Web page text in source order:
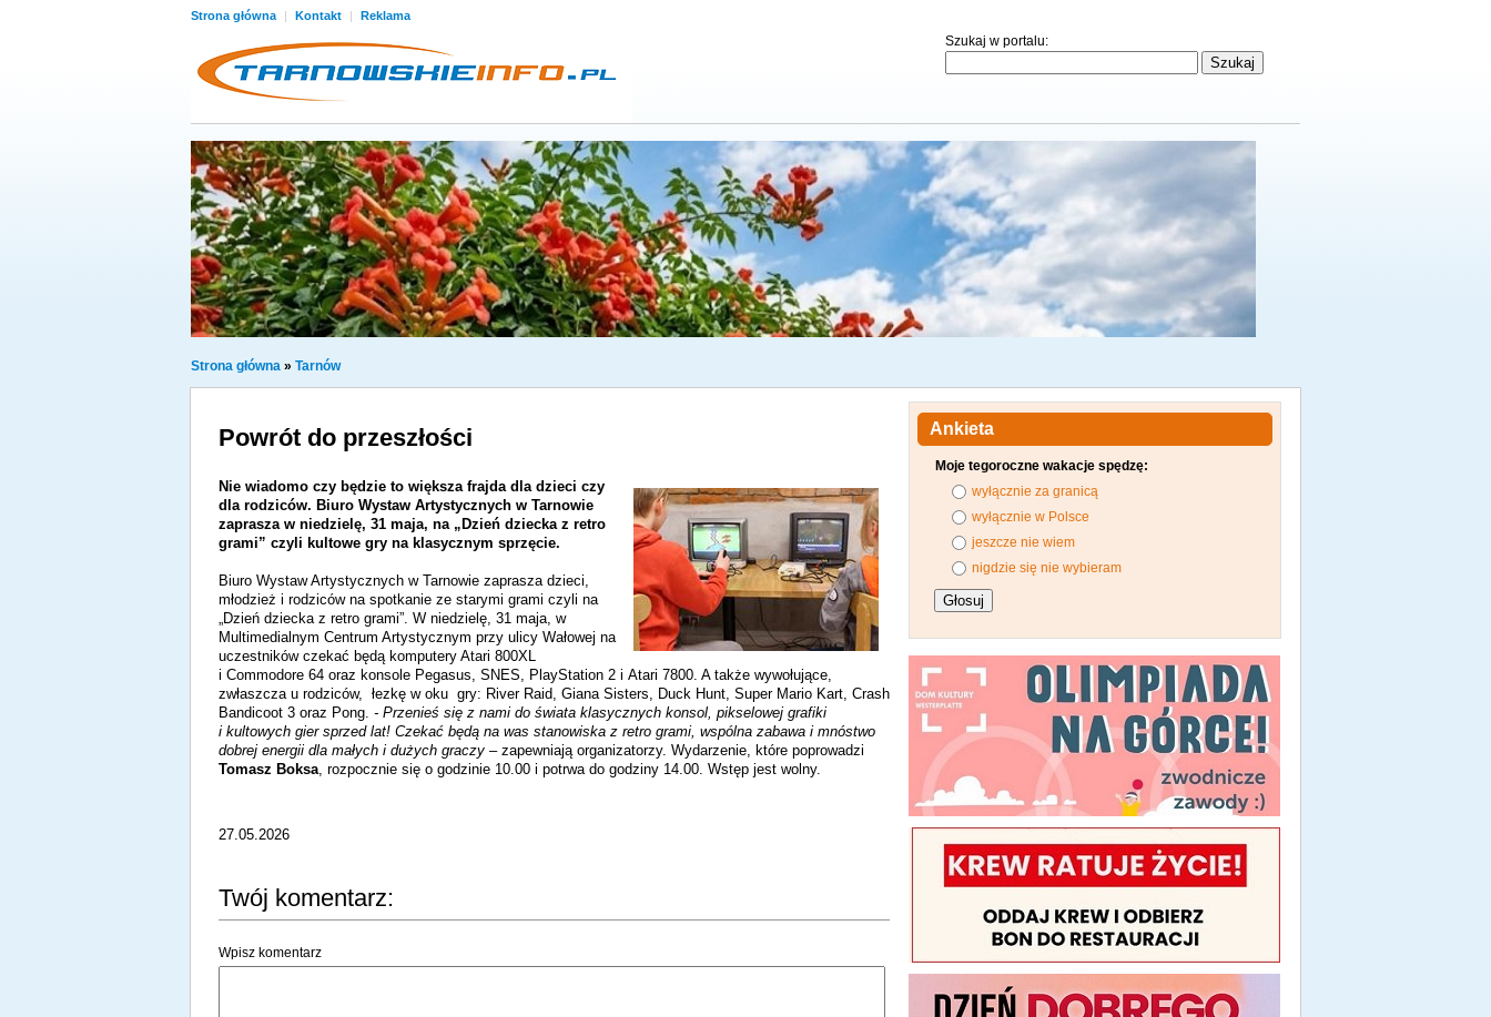
Strona główna | Kontakt | Reklama
Szukaj w portalu:
Strona główna » Tarnów
Powrót do przeszłości
Nie wiadomo czy będzie to większa frajda dla dzieci czy
dla rodziców. Biuro Wystaw Artystycznych w Tarnowie
zaprasza w niedzielę, 31 maja, na „Dzień dziecka z retro
grami” czyli kultowe gry na klasycznym sprzęcie.
Biuro Wystaw Artystycznych w Tarnowie zaprasza dzieci,
młodzież i rodziców na spotkanie ze starymi grami czyli na
„Dzień dziecka z retro grami”. W niedzielę, 31 maja, w
Multimedialnym Centrum Artystycznym przy ulicy Wałowej na
uczestników czekać będą komputery Atari 800XL
i Commodore 64 oraz konsole Pegasus, SNES, PlayStation 2 i Atari 7800. A także wywołujące,
zwłaszcza u rodziców, łezkę w oku gry: River Raid, Giana Sisters, Duck Hunt, Super Mario Kart, Crash
Bandicoot 3 oraz Pong. - Przenieś się z nami do świata klasycznych konsol, pikselowej grafiki
i kultowych gier sprzed lat! Czekać będą na was stanowiska z retro grami, wspólna zabawa i mnóstwo
dobrej energii dla małych i dużych graczy – zapewniają organizatorzy. Wydarzenie, które poprowadzi
Tomasz Boksa, rozpocznie się o godzinie 10.00 i potrwa do godziny 14.00. Wstęp jest wolny.
27.05.2026
Twój komentarz:
Wpisz komentarz
Ankieta
Moje tegoroczne wakacje spędzę:
wyłącznie za granicą
wyłącznie w Polsce
jeszcze nie wiem
nigdzie się nie wybieram